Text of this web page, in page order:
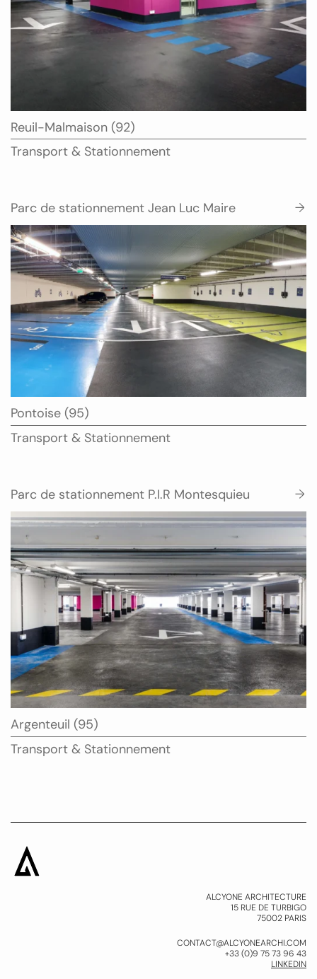
Ville
:
Reuil-Malmaison (92)
Type
Transport & Stationnement
Parc de stationnement Jean Luc Maire
Ville
:
Pontoise (95)
Type
Transport & Stationnement
Parc de stationnement P.I.R Montesquieu
Ville
:
Argenteuil (95)
Type
Transport & Stationnement
ALCYONE ARCHITECTURE
15 RUE DE TURBIGO
75002 PARIS
CONTACT@ALCYONEARCHI.COM
+33 (0)9 75 73 96 43
LINKEDIN